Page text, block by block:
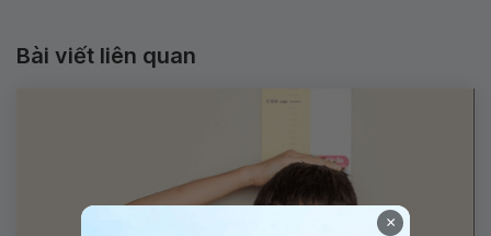
Bài viết liên quan
×